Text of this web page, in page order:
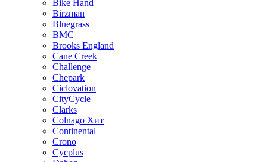
Bike Hand
Birzman
Bluegrass
BMC
Brooks England
Cane Creek
Challenge
Chepark
Ciclovation
CityCycle
Clarks
Colnago Хит
Continental
Crono
Cycplus